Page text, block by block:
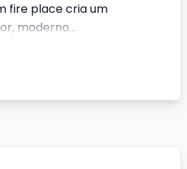
fire place cria um
moderno...